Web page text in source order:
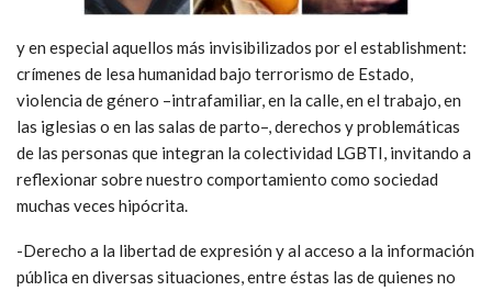
y en especial aquellos más invisibilizados por el establishment:
crímenes de lesa humanidad bajo terrorismo de Estado,
violencia de género –intrafamiliar, en la calle, en el trabajo, en
las iglesias o en las salas de parto–, derechos y problemáticas
de las personas que integran la colectividad LGBTI, invitando a
reflexionar sobre nuestro comportamiento como sociedad
muchas veces hipócrita.
-Derecho a la libertad de expresión y al acceso a la información
pública en diversas situaciones, entre éstas las de quienes no